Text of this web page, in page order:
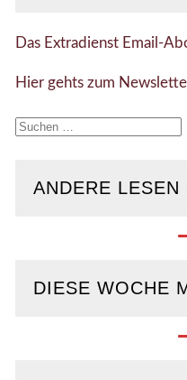
Das Extradienst Email-
Hier gehts zum
Suchen
ANDERE LESEN
DIESE WOCHE